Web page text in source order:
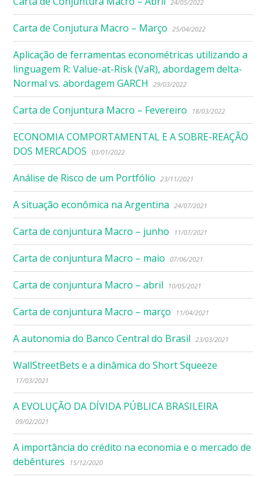
24/05/2022
Carta de Conjutura Macro – Março 25/04/2022
Aplicação de ferramentas econométricas utilizando a
linguagem R: Value-at-Risk (VaR), abordagem delta-
Normal vs. abordagem GARCH
29/03/2022
Carta de Conjuntura Macro – Fevereiro 18/03/2022
ECONOMIA COMPORTAMENTAL E A SOBRE-REAÇÃO
DOS MERCADOS
03/01/2022
Análise de Risco de um Portfólio 23/11/2021
A situação econômica na Argentina 24/07/2021
Carta de conjuntura Macro – junho 11/07/2021
Carta de conjuntura Macro – maio 07/06/2021
Carta de conjuntura Macro – abril 10/05/2021
Carta de conjuntura Macro – março 11/04/2021
A autonomia do Banco Central do Brasil 23/03/2021
WallStreetBets e a dinâmica do Short Squeeze
17/03/2021
A EVOLUÇÃO DA DÍVIDA PÚBLICA BRASILEIRA
09/02/2021
A importância do crédito na economia e o mercado de
debêntures
15/12/2020